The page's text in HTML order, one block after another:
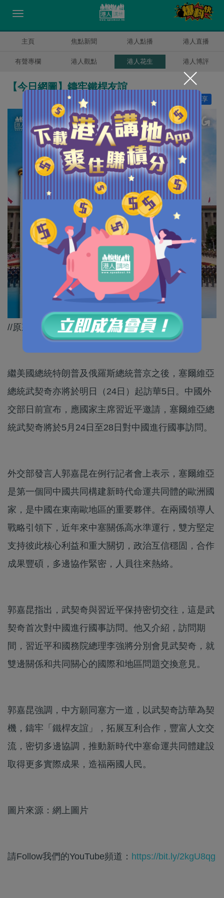
主頁 焦點新聞 港人點播 港人直播
有聲專欄 港人觀點 港人花生 港人博評
【今日網圖】鑄牢鐵桿友誼
分享
讚好
//原來今次係武契奇首次對中國進行國事訪問！//
繼美國總統特朗普及俄羅斯總統普京之後，塞爾維亞
總統武契奇亦將於明日（24日）起訪華5日。中國外
交部日前宣布，應國家主席習近平邀請，塞爾維亞總
統武契奇將於5月24日至28日對中國進行國事訪問。
外交部發言人郭嘉昆在例行記者會上表示，塞爾維亞
是第一個同中國共同構建新時代命運共同體的歐洲國
家，是中國在東南歐地區的重要夥伴。在兩國領導人
戰略引領下，近年來中塞關係高水準運行，雙方堅定
支持彼此核心利益和重大關切，政治互信穩固，合作
成果豐碩，多邊協作緊密，人員往來熱絡。
郭嘉昆指出，武契奇與習近平保持密切交往，這是武
契奇首次對中國進行國事訪問。他又介紹，訪問期
間，習近平和國務院總理李強將分別會見武契奇，就
雙邊關係和共同關心的國際和地區問題交換意見。
郭嘉昆強調，中方願同塞方一道，以武契奇訪華為契
機，鑄牢「鐵桿友誼」，拓展互利合作，豐富人文交
流，密切多邊協調，推動新時代中塞命運共同體建設
取得更多實際成果，造福兩國人民。
圖片來源：網上圖片
請Follow我們的YouTube頻道： https://bit.ly/2kgU8qg